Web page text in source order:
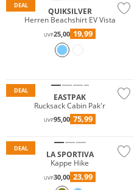
DEAL
QUIKSILVER
Herren Beachshirt EV Vista
UVP25,00 19,99
DEAL
EASTPAK
Rucksack Cabin Pak'r
UVP95,00 75,99
DEAL
LA SPORTIVA
Kappe Hike
UVP30,00 23,99